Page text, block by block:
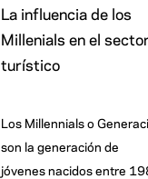
La influencia de los
Millenials en el
turístico
Los Millennials o
son la generación de
jóvenes nacidos entre